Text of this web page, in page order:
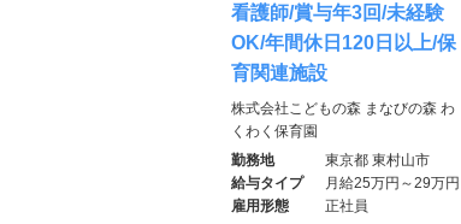
看護師/賞与年3回/未経験
OK/年間休日120日以上/保
育関連施設
株式会社こどもの森 まなびの森 わ
くわく保育園
勤務地
東京都 東村山市
給与タイプ
月給25万円～29万円
雇用形態
正社員